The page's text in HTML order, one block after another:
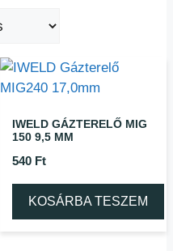
IWELD GÁZTERELŐ MIG
150 9,5 MM
540 Ft
KOSÁRBA TESZEM